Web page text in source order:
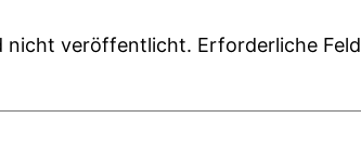
nicht veröffentlicht. Erforderliche